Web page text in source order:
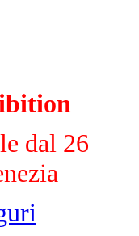
dal 26